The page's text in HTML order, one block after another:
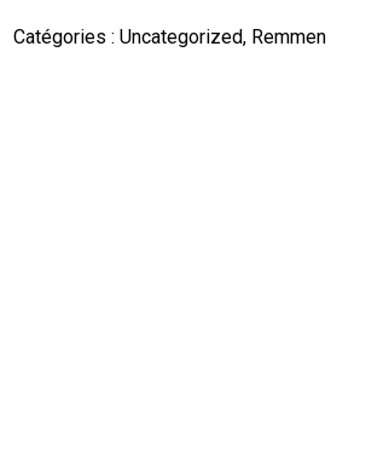
Catégories : Uncategorized, Remmen